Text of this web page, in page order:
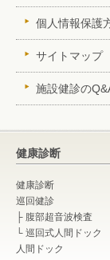
個人情報保護
サイトマップ
施設健診の
健康診断
健康診断
巡回健診
├ 腹部超音波検査
└ 巡回式人間ドック
人間ドック